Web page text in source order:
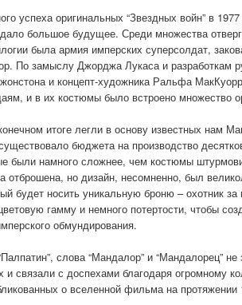
успеха оригинальных “Звездных войн” в
большое будущее. Среди множества
была армия имперских суперсолдат,
По замыслу Джорджа Лукаса и разработкам
и концепт-художника Ральфа
и в их костюмы было встроено множество
итоге легли в основу известных нам
бюджета на производство
были намного сложнее, чем костюмы
отброшена, но дизайн, несомненно, был
будет носить уникальную броню – охотник
гамму и немного потертости, чтобы
обмундирования.
слова “Мандалор” и “Мандалорец”
связали с доспехами благодаря огромному
о вселенной фильма на протяжении